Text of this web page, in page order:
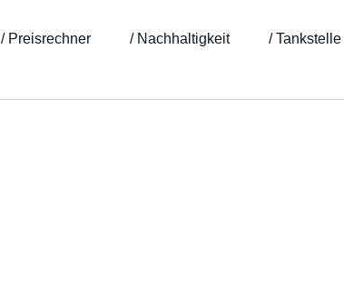
/ Preisrechner / Nachhaltigkeit / Tankstelle